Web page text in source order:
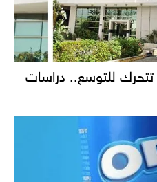
تتحرك للتوسع.. دراسات